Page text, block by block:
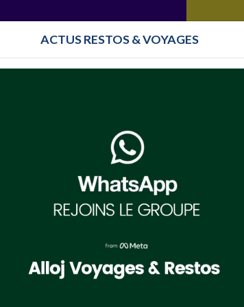
Synagogue Villiers sur Marne
ACTUS RESTOS & VOYAGES